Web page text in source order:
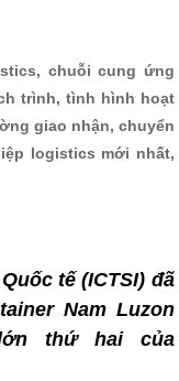
chuỗi cung ứng
trình, tình hình hoạt
giao nhận, chuyển
logistics mới nhất,
tế (ICTSI) đã
Nam Luzon
thứ hai của